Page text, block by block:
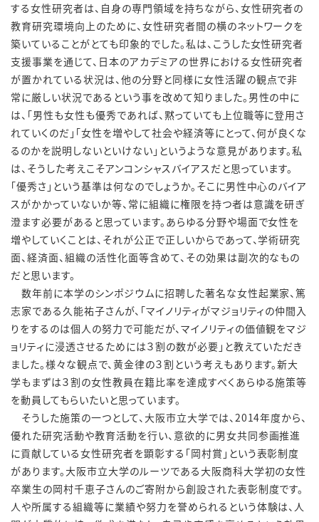
する女性研究者は、自身の専門領域を持ちながら、女性研究者の
教育研究環境向上のために、女性研究者間の横のネットワークを
築いていることがとても印象的でした。私は、こうした女性研究者
支援事業を通じて、日本のアカデミアの世界における女性研究者
が置かれている状況は、他の分野と同様に女性活躍の観点で非
常に厳しい状況であるという事を改めて知りました。男性の中に
は、「男性も女性も優秀であれば、黙っていても上位職等に登用さ
れていくのだ」「女性を増やして社会や経済等にとって、何が良くな
るのかを説明しないといけない」というような意見があります。私
は、そうした考えこそアンコンシャスバイアスだと思っています。
「優秀さ」という基準は何なのでしょうか。そこに男性中心のバイア
スがかかっていないか等、常に組織に権限を持つ者は意識を研ぎ
澄ます必要があると思っています。あらゆる分野や場面で女性を
増やしていくことは、それが公正で正しいからであって、学術研究
面、経済面、組織の活性化面等含めて、その効果は副次的なもの
だと思います。
数年前に本学のシンポジウムに招聘した著名な女性起業家、篤
志家である久能祐子さんが、「マイノリティがマジョリティの仲間入
りをするのは個人の努力で可能だが、マイノリティの価値観をマジ
ョリティに浸透させるためには３割の数が必要」と教えていただき
ました。様々な観点で、黄金律の３割という考えもあります。新大
学もまずは３割の女性教員在籍比率を達成すべくあらゆる施策等
を動員してもらいたいと思っています。
そうした施策の一つとして、大阪市立大学では、2014年度から、
優れた研究活動や教育活動を行い、意欲的に男女共同参画推進
に貢献している女性研究者を顕彰する「岡村賞」という表彰制度
があります。大阪市立大学のルーツである大阪商科大学初の女性
卒業生の岡村千恵子さんのご寄附から創設された表彰制度です。
人や所属する組織等に業績や努力を誉められるという体験は、人